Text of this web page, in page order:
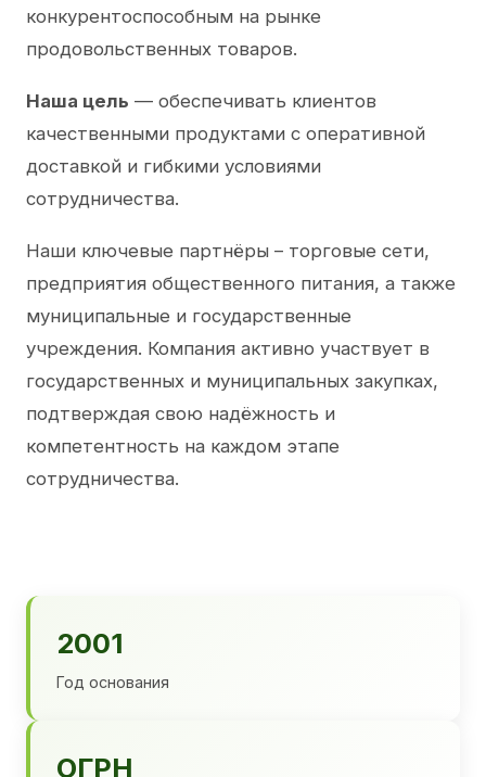
конкурентоспособным на рынке
продовольственных товаров.
Наша цель — обеспечивать клиентов
качественными продуктами с оперативной
доставкой и гибкими условиями
сотрудничества.
Наши ключевые партнёры – торговые сети,
предприятия общественного питания, а также
муниципальные и государственные
учреждения. Компания активно участвует в
государственных и муниципальных закупках,
подтверждая свою надёжность и
компетентность на каждом этапе
сотрудничества.
2001
Год основания
ОГРН